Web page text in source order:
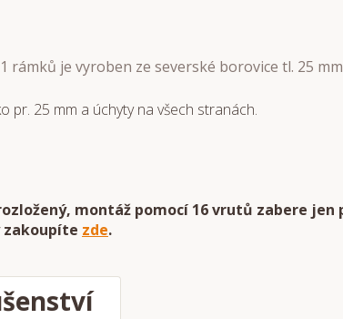
rámků je vyroben ze severské borovice tl. 25
pr. 25 mm a úchyty na všech stranách.
montáž pomocí 16 vrutů zabere jen
zakoupíte zde.